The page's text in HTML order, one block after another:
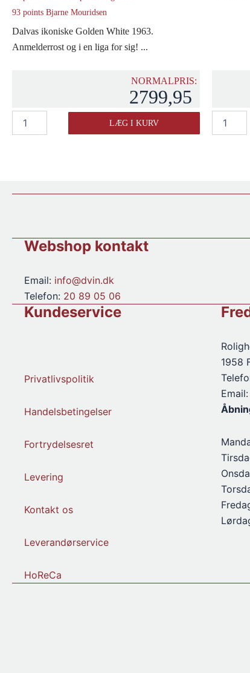
93 points Bjarne Mouridsen
Dalvas ikoniske Golden White 1963.
Anmelderrost og i en liga for sig! ...
NORMALPRIS:
2799,95
Colheita
LÆG I KURV
Barbeito
Webshop kontakt
Email: info@dvin.dk
Telefon: 20 89 05 06
Kundeservice
Privatlivspolitik
Handelsbetingelser
Fortrydelsesret
Levering
Kontakt os
Leverandørservice
HoReCa
1958
Email: